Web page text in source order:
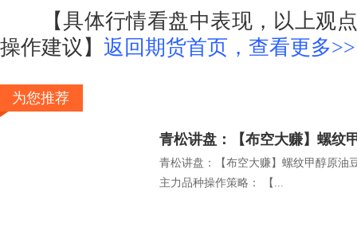
【具体行情看盘中表现，以上观点
操作建议】 返回期货首页，查看更多>>
为您推荐
青松讲盘：【布空大赚】螺纹甲醇原油
主力品种操作策略： 【...